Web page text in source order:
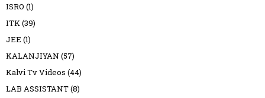
ISRO (1)
ITK(39)
JEE (1)
KALANJIYAN (57)
Kalvi Tv Videos (44)
LAB ASSISTANT(8)